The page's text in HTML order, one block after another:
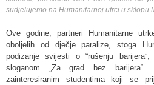
sudjelujemo na Humanitarnoj utrci u sklopu
Ove godine, partneri Humanitarne
oboljelih od dječje paralize, stoga
podizanje svijesti o “rušenju
sloganom „Za grad bez
zainteresiranim studentima koji se